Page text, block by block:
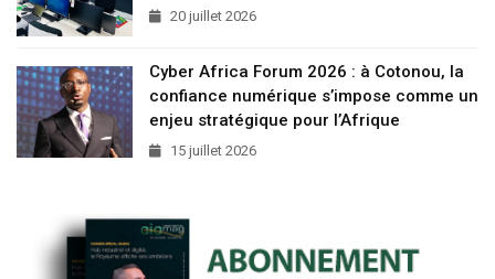
20 juillet 2026
Cyber Africa Forum 2026 : à Cotonou, la
confiance numérique s’impose comme un
enjeu stratégique pour l’Afrique
15 juillet 2026